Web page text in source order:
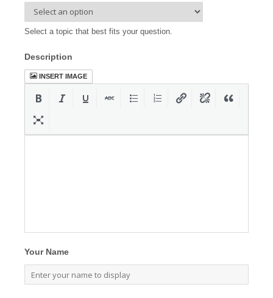
Select a topic that best fits your question.
Description
INSERT IMAGE
Your Name